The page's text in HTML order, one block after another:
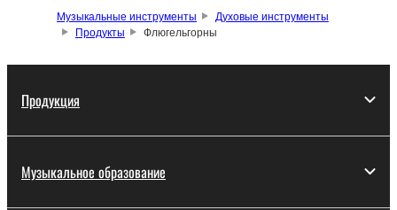
Музыкальные инструменты
Духовые инструменты
Продукты
Флюгельгорны
Продукция
Музыкальное образование